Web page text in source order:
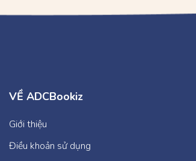
VỀ ADCBookiz
Giới thiệu
Điều khoản sử dụng